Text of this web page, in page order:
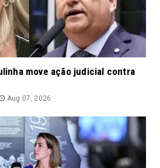
move ação judicial contra
Aug 07, 2026